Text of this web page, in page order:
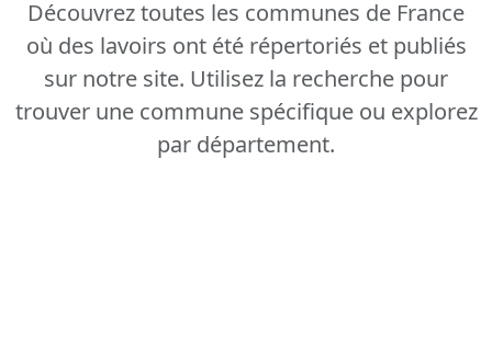
Découvrez toutes les communes de France
où des lavoirs ont été répertoriés et publiés
sur notre site. Utilisez la recherche pour
trouver une commune spécifique ou explorez
par département.